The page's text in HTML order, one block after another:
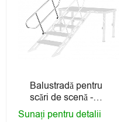
Balustradă pentru
scări de scenă -
Alustage SBA 09
Sunați pentru detalii